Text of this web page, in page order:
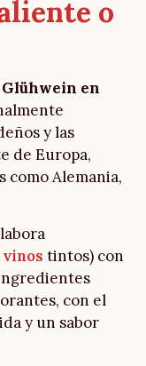
o
Glühwein en
y las
de Europa,
como Alemania,
vinos tintos) con
con el
y un sabor